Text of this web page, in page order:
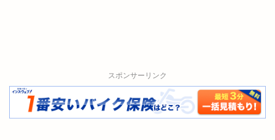
スポンサーリンク